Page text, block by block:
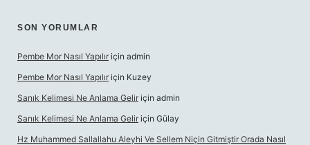
SON YORUMLAR
Pembe Mor Nasıl Yapılır için admin
Pembe Mor Nasıl Yapılır için Kuzey
Sanık Kelimesi Ne Anlama Gelir için admin
Sanık Kelimesi Ne Anlama Gelir için Gülay
Hz Muhammed Sallallahu Aleyhi Ve Sellem Niçin Gitmiştir Orada Nasıl